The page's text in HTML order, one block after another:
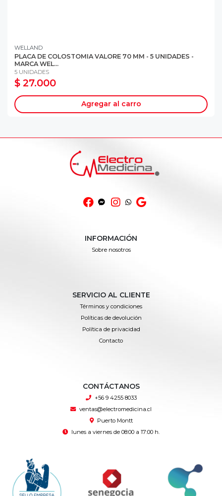
WELLAND
PLACA DE COLOSTOMIA VALORE 70 MM - 5 UNIDADES -
MARCA WEL...
5 UNIDADES
$ 27.000
Agregar al carro
INFORMACIÓN
Sobre nosotros
SERVICIO AL CLIENTE
Términos y condiciones
Políticas de devolución
Política de privacidad
Contacto
CONTÁCTANOS
+56 9 4255 8033
ventas@electromedicina.cl
Puerto Montt
lunes a viernes de 08:00 a 17:00 h.